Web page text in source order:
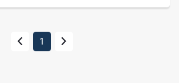
1